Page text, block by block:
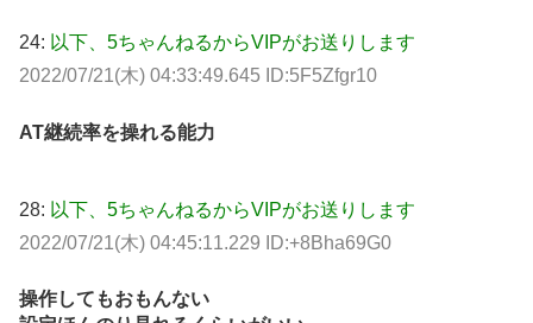
24: 以下、5ちゃんねるからVIPがお送りします
2022/07/21(木) 04:33:49.645 ID:5F5Zfgr10
AT継続率を操れる能力
28: 以下、5ちゃんねるからVIPがお送りします
2022/07/21(木) 04:45:11.229 ID:+8Bha69G0
操作してもおもんない